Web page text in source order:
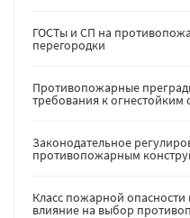
ГОСТы и СП на
перегородки
Противопожарные
требования к
Законодательное
противопожарным
Класс пожарной опасности
влияние на выбор